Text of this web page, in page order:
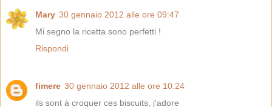
Mary 30 gennaio 2012 alle ore 09:47
Mi segno la ricetta sono perfetti !
Rispondi
fimere 30 gennaio 2012 alle ore 10:24
ils sont à croquer ces biscuits, j'adore